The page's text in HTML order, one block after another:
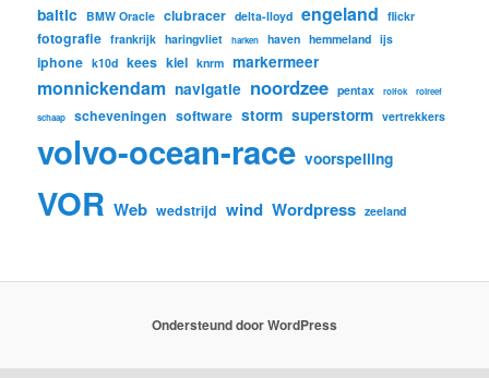
baltic BMW Oracle clubracer delta-lloyd engeland flickr
fotografie frankrijk haringvliet harken haven hemmeland ijs
iphone k10d kees kiel knrm markermeer
monnickendam navigatie noordzee pentax rolfok rolreef
schaap scheveningen software storm superstorm vertrekkers
volvo-ocean-race voorspelling
VOR Web wedstrijd wind Wordpress zeeland
Ondersteund door WordPress